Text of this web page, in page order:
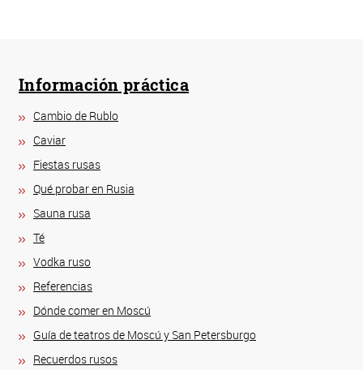
Información práctica
Cambio de Rublo
Caviar
Fiestas rusas
Qué probar en Rusia
Sauna rusa
Té
Vodka ruso
Referencias
Dónde comer en Moscú
Guía de teatros de Moscú y San Petersburgo
Recuerdos rusos